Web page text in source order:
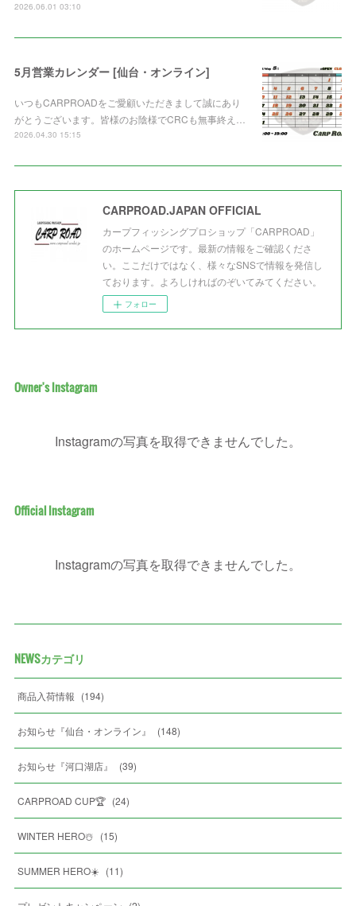
2026.06.01 03:10
5月営業カレンダー [仙台・オンライン]
いつもCARPROADをご愛顧いただきまして誠にあり
がとうございます。皆様のお陰様でCRCも無事終え…
2026.04.30 15:15
CARPROAD.JAPAN OFFICIAL
カープフィッシングプロショップ「CARPROAD」
のホームページです。最新の情報をご確認くださ
い。ここだけではなく、様々なSNSで情報を発信し
ております。よろしければのぞいてみてください。
フォロー
Owner's Instagram
Instagramの写真を取得できませんでした。
Official Instagram
Instagramの写真を取得できませんでした。
NEWSカテゴリ
商品入荷情報 (194)
お知らせ『仙台・オンライン』 (148)
お知らせ『河口湖店』 (39)
CARPROAD CUP🏆 (24)
WINTER HERO☃️ (15)
SUMMER HERO☀️ (11)